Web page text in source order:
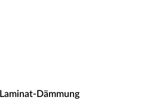
Laminat-Dämmung